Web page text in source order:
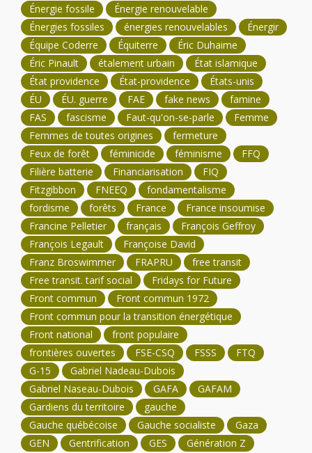
Énergie fossile
Énergie renouvelable
Énergies fossiles
énergies renouvelables
Énergir
Équipe Coderre
Équiterre
Éric Duhaime
Éric Pinault
étalement urbain
État islamique
État providence
État-providence
États-unis
ÉU
ÉU. guerre FAE fake news
famine
FAS
fascisme Faut-qu'on-se-parle
Femme
Femmes de toutes origines
fermeture
Feux de forêt
féminicide féminisme
FFQ
Filière batterie
Financiarisation
FIQ
Fitzgibbon
FNEEQ
fondamentalisme
fordisme
forêts France
France insoumise
Francine Pelletier
français
François Geffroy
François Legault
Françoise David
Franz Broswimmer
FRAPRU
free transit
Free transit. tarif social
Fridays for Future
Front commun
Front commun 1972
Front commun pour la transition énergétique
Front national
front populaire
frontières ouvertes
FSE-CSQ FSSS
FTQ
G-15
Gabriel Nadeau-Dubois
Gabriel Naseau-Dubois
GAFA
GAFAM
Gardiens du territoire
gauche
Gauche québécoise
Gauche socialiste
Gaza
GEN
Gentrification GES
Génération Z